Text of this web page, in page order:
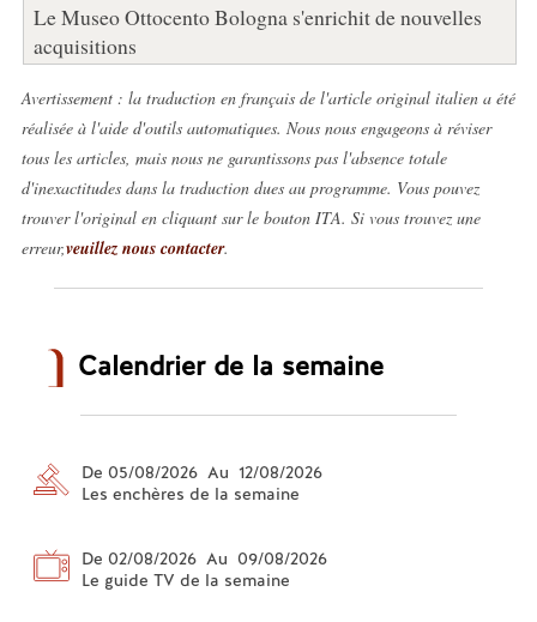
Le Museo Ottocento Bologna s'enrichit de nouvelles
acquisitions
Avertissement : la traduction en français de l'article original italien a été
réalisée à l'aide d'outils automatiques. Nous nous engageons à réviser
tous les articles, mais nous ne garantissons pas l'absence totale
d'inexactitudes dans la traduction dues au programme. Vous pouvez
trouver l'original en cliquant sur le bouton ITA. Si vous trouvez une
erreur,veuillez nous contacter.
Calendrier de la semaine
De 05/08/2026 Au 12/08/2026
Les enchères de la semaine
De 02/08/2026 Au 09/08/2026
Le guide TV de la semaine